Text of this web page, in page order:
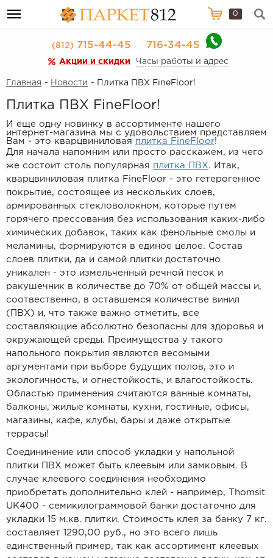
0
(812)715-44-45 716-34-45
Акции и скидки Часы работы и адрес
Главная - Новости - Плитка ПВХ FineFloor!
Плитка ПВХ FineFloor!
И еще одну новинку в ассортименте нашего
интернет-магазина мы с удовольствием представляем
Вам - это кварцвиниловая плитка FineFloor!
Для начала напомним или просто расскажем, из чего
же состоит столь популярная плитка ПВХ. Итак,
кварцвиниловая плитка FineFloor - это гетерогенное
покрытие, состоящее из нескольких слоев,
армированных стекловолокном, которые путем
горячего прессования без использования каких-либо
химических добавок, таких как фенольные смолы и
меламины, формируются в единое целое. Состав
слоев плитки, да и самой плитки достаточно
уникален - это измельченный речной песок и
ракушечник в количестве до 70% от общей массы и,
соотвественно, в оставшемся количестве винил
(ПВХ) и, что также важно отметить, все
составляющие абсолютно безопасны для здоровья и
окружающей среды. Преимущества у такого
напольного покрытия являются весомыми
аргументами при выборе будущих полов, это и
экологичность, и огнестойкость, и влагостойкость.
Областью применения считаются ванные комнаты,
балконы, жилые комнаты, кухни, гостиные, офисы,
магазины, кафе, клубы, бары и даже открытые
террасы!
Соедининение или способ укладки у напольной
плитки ПВХ может быть клеевым или замковым. В
случае клеевого соединения необходимо
приобретать дополнительно клей - например, Thomsit
UK400 - семикилограммовой банки достаточно для
укладки 15 м.кв. плитки. Стоимость клея за банку 7 кг.
составляет 1290,00 руб., но это всего лишь
единственный пример, так как ассортимент клеевых